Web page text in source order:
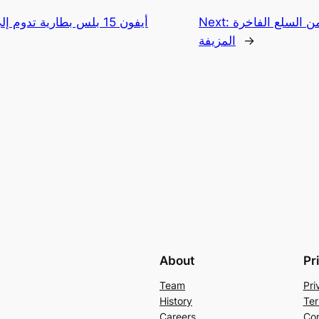
أيفون 15 بلس بطارية Next: السلع الفاخرة
المزيفة
→
About
Team
History